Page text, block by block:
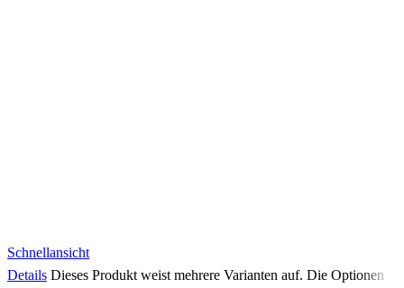
Schnellansicht
Details Dieses Produkt weist mehrere Varianten auf. Die Optionen